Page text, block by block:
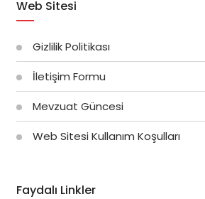
Web Sitesi
Gizlilik Politikası
İletişim Formu
Mevzuat Güncesi
Web Sitesi Kullanım Koşulları
Faydalı Linkler